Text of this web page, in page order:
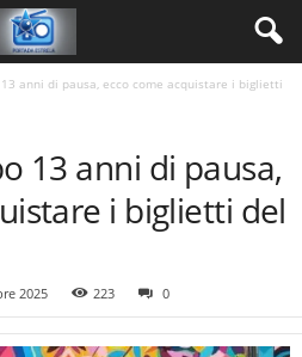
anni di pausa, ecco come acquistare i biglietti
13 anni di pausa,
i biglietti del
2025 223 0